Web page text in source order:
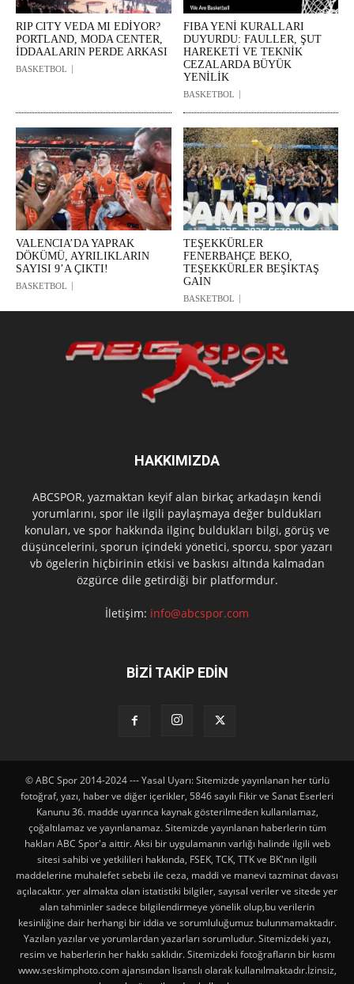
RIP CITY VEDA MI EDİYOR?
PORTLAND, MODA CENTER,
İDDAALARIN PERDE ARKASI
BASKETBOL
FIBA YENİ KURALLARI
DUYURDU: FAULLER, ŞUT
HAREKETİ VE TEKNİK
CEZALARDA BÜYÜK
YENİLİK
BASKETBOL
VALENCIA’DA YAPRAK
DÖKÜMÜ, AYRILIKLARIN
SAYISI 9’A ÇIKTI!
BASKETBOL
TEŞEKKÜRLER
FENERBAHÇE BEKO,
TEŞEKKÜRLER BEŞİKTAŞ
GAIN
BASKETBOL
HAKKIMIZDA
ABCSPOR, yazmaktan keyif alan birkaç arkadaşın kendi
yorumlarını, spor ile ilgili paylaşmaya değer buldukları
konuları, ve spor hakkında ilginç buldukları bilgi, görüş ve
düşüncelerini, sporun içindeki yönetici, sporcu, spor yazarı
vb ögelerin hiçbirinin etkisi ve baskısı altında kalmadan
özgürce dile getirdiği bir platformdur.
İletişim: info@abcspor.com
BİZİ TAKİP EDİN
© ABC Spor 2014-2024 --- Yasal Uyarı: Sitemizde yayınlanan her türlü
fotoğraf, yazı, haber ve diğer içerikler, 5846 sayılı Fikir ve Sanat Eserleri
Kanunu 36. madde uyarınca kaynak gösterilmeden kullanılamaz,
çoğaltılamaz ve yayınlanamaz. Sitemizde yayınlanan haberlerin tüm
hakları ABC Spor'a aittir. Aksi bir uygulamanın varlığı halinde ilgili web
sitesi sahibi ve yetkilileri hakkında, FSEK, TCK, TTK ve BK'nın ilgili
maddelerine muhalefet sebebi ile ceza, maddi ve manevi tazminat davası
açılacaktır. yer almakta olan istatistiki bilgiler, sayısal veriler ve sitede yer
alan tahminler sadece bilgilendirmeye yönelik olup,bu verilerin
kesinliğine dair herhangi bir iddia ve sorumluluğumuz bulunmamaktadır.
Yazılan yazılar ve yorumlardan yazarları sorumludur. Sitemizdeki yazı,
resim ve haberlerin her hakkı saklıdır. Sitemizdeki fotoğrafların bir kısmı
www.seskimphoto.com ajansından lisanslı olarak kullanılmaktadır.İzinsiz,